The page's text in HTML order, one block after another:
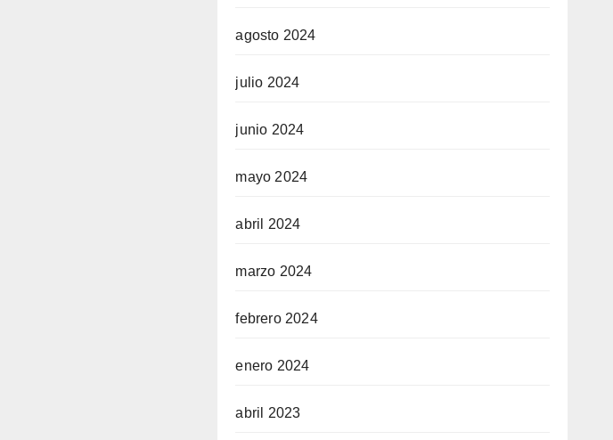
agosto 2024
julio 2024
junio 2024
mayo 2024
abril 2024
marzo 2024
febrero 2024
enero 2024
abril 2023